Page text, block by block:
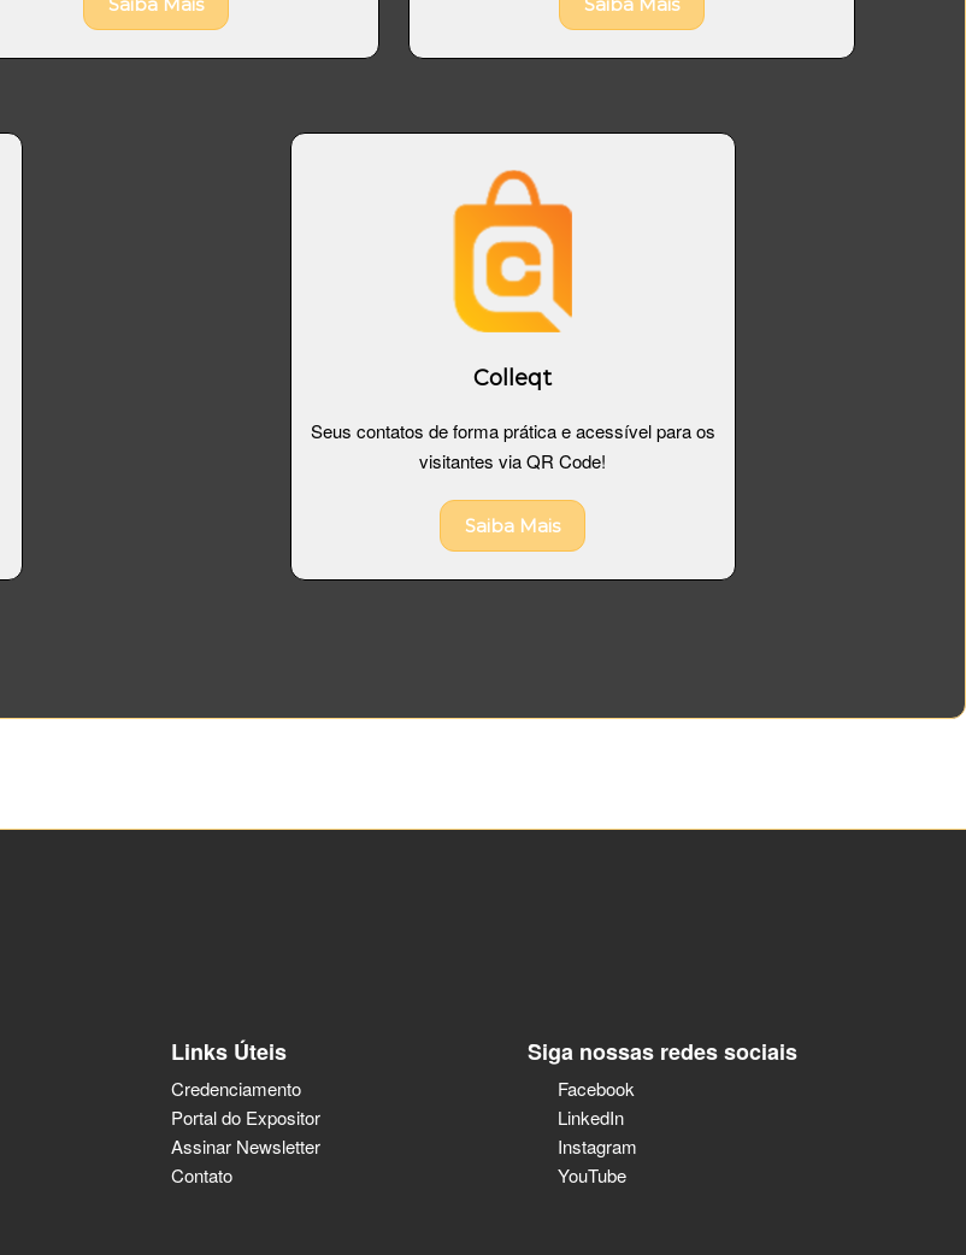
Colleqt
Seus contatos de forma prática e acessível para os
visitantes via QR Code!
Saiba Mais
Links Úteis
Credenciamento
Portal do Expositor
Assinar Newsletter
Contato
Siga nossas redes sociais
Facebook
LinkedIn
Instagram
YouTube